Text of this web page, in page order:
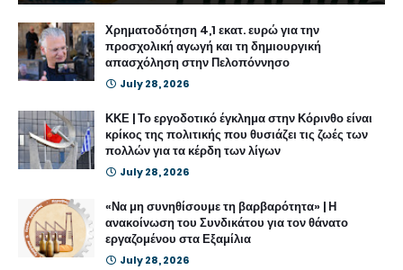
Χρηματοδότηση 4,1 εκατ. ευρώ για την
προσχολική αγωγή και τη δημιουργική
απασχόληση στην Πελοπόννησο
July 28, 2026
ΚΚΕ | Το εργοδοτικό έγκλημα στην Κόρινθο είναι
κρίκος της πολιτικής που θυσιάζει τις ζωές των
πολλών για τα κέρδη των λίγων
July 28, 2026
«Να μη συνηθίσουμε τη βαρβαρότητα» | Η
ανακοίνωση του Συνδικάτου για τον θάνατο
εργαζομένου στα Εξαμίλια
July 28, 2026